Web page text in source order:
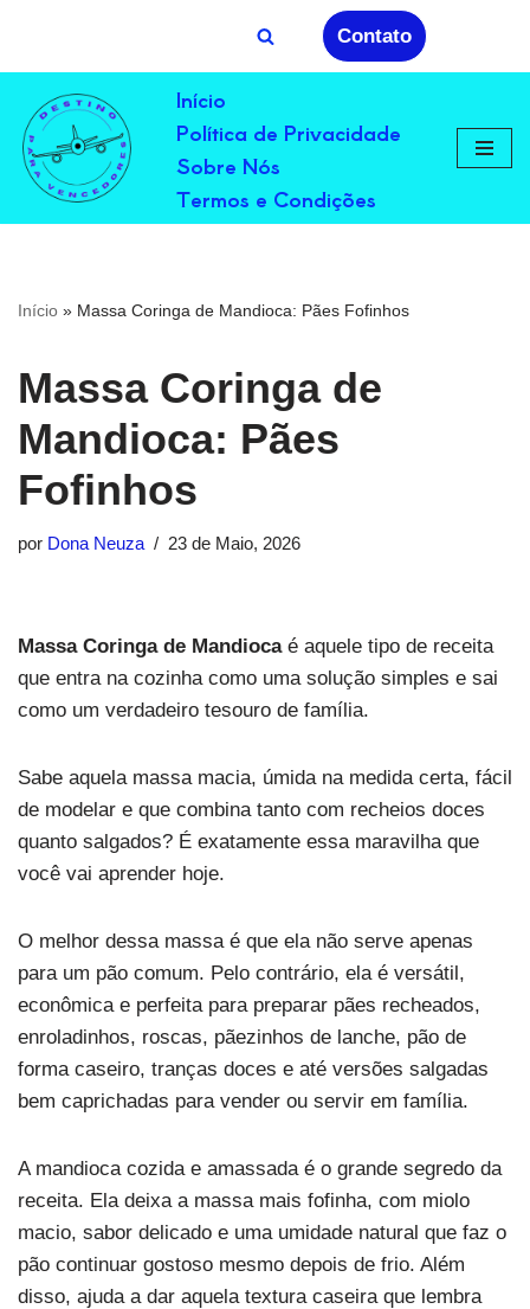
para
o
conteúdo
Contato
Início
Política de Privacidade
Sobre Nós
Termos e Condições
Início » Massa Coringa de Mandioca: Pães Fofinhos
Massa Coringa de
Mandioca: Pães
Fofinhos
por Dona Neuza 23 de Maio, 2026
Massa Coringa de Mandiocaé aquele tipo de receita
que entra na cozinha como uma solução simples e sai
como um verdadeiro tesouro de família.
Sabe aquela massa macia, úmida na medida certa, fácil
de modelar e que combina tanto com recheios doces
quanto salgados? É exatamente essa maravilha que
você vai aprender hoje.
O melhor dessa massa é que ela não serve apenas
para um pão comum. Pelo contrário, ela é versátil,
econômica e perfeita para preparar pães recheados,
enroladinhos, roscas, pãezinhos de lanche, pão de
forma caseiro, tranças doces e até versões salgadas
bem caprichadas para vender ou servir em família.
A mandioca cozida e amassada é o grande segredo da
receita. Ela deixa a massa mais fofinha, com miolo
macio, sabor delicado e uma umidade natural que faz o
pão continuar gostoso mesmo depois de frio. Além
disso, ajuda a dar aquela textura caseira que lembra